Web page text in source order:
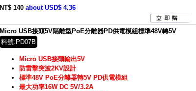
NT$ 140 about USD$ 4.36
Micro USB接頭5V隔離型PoE分離器PD供電模組標準48V轉5V
料號:PD07B
Micro USB接頭輸出5V
防雷擊突波2KV設計
標準48V PoE分離器轉5V PD供電模組
最大功率16W DC 5V/3.2A